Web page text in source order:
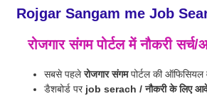
Rojgar Sangam me Job
रोजगार संगम पोर्टल में नौकरी
सबसे पहलेरोजगार संगमपोर्टल की
डैशबोर्ड पर job serach / नौकरी के लिए